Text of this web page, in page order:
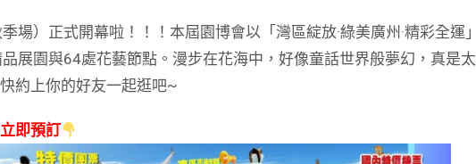
場）正式開幕啦！！！本屆園博會以「灣區綻放·綠美廣州·精彩全運」
展園與64處花藝節點。漫步在花海中，好像童話世界般夢幻，真是太
約上你的好友一起逛吧~
即預訂